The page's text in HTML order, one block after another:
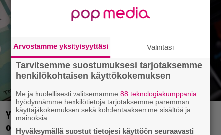
Yle: Uuden lain myötä työnhakijan täytyy kertoa
osaamisestaan julkisesti netissä – yrittäjät
Arvostamme yksityisyyttäsi Valintasi
Tarvitsemme suostumuksesi tarjotaksemme
henkilökohtaisen käyttökokemuksen
Me ja huolellisesti valitsemamme88 teknologiakumppania
hyödynnämme henkilötietoja tarjotaksemme paremman
käyttäjäkokemuksen sekä kohdentaaksemme sisältöä ja
mainoksia.
Hyväksymällä suostut tietojesi käyttöön seuraavasti